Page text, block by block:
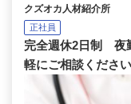
クズオカ人材紹介所
正社員
完全週休2日制 夜
軽にご相談ください